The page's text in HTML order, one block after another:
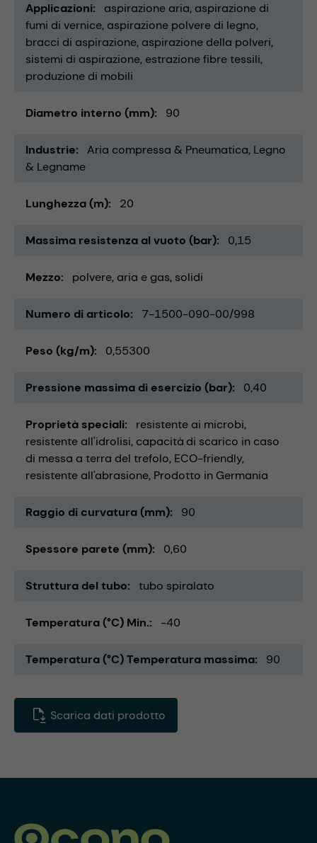
Applicazioni aspirazione aria aspirazione di
fumi di vernice aspirazione polvere di legno
bracci di aspirazione aspirazione della polveri
sistemi di aspirazione estrazione fibre tessili
produzione di mobili
Diametro interno (mm) 90
Industrie Aria compressa & Pneumatica Legno
& Legname
Lunghezza (m) 20
Massima resistenza al vuoto (bar) 0,15
Mezzo polvere aria e gas solidi
Numero di articolo 7-1500-090-00/998
Peso (kg/m) 0,55300
Pressione massima di esercizio (bar) 0,40
Proprietà speciali
resistente ai microbi
resistente all'idrolisi capacità di scarico in caso
di messa a terra del trefolo ECO-friendly
resistente all'abrasione Prodotto in Germania
Raggio di curvatura (mm) 90
Spessore parete (mm) 0,60
Struttura del tubo tubo spiralato
Temperatura (°C) Min. -40
Temperatura (°C) Temperatura massima 90
Scarica dati prodotto